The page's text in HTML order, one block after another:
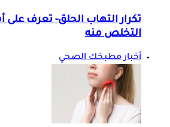
تكرار التهاب الحلق- تعرف على
التخلص منه
أخبار مطبخك الصحي